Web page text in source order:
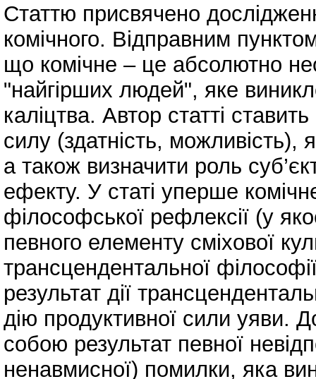
Статтю присвячено
комічного. Відправним
що комічне – це абсолютно
"найгірших людей", яке
каліцтва. Автор статті
силу (здатність,
а також визначити роль
ефекту. У статі уперше
філософської рефлексії (у
певного елементу сміхової
трансцендентальної
результат дії
дію продуктивної сили уяви.
собою результат певної
ненавмисної) помилки, яка